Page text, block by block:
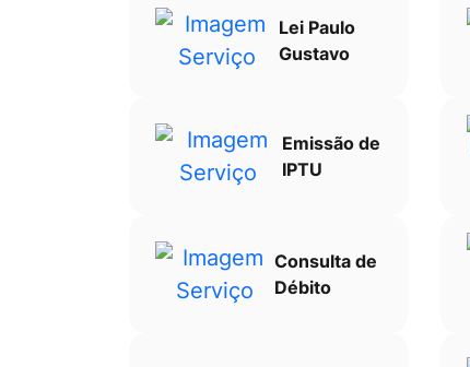
Lei Paulo
Gustavo
Emissão de
IPTU
Consulta de
Débito